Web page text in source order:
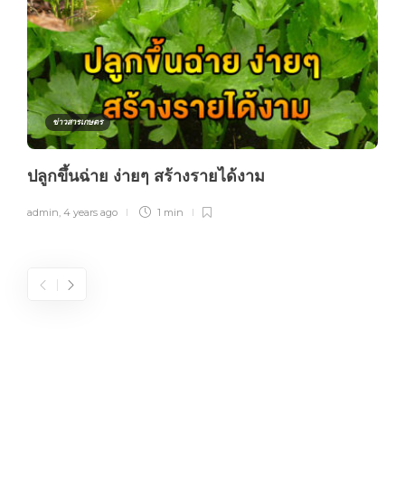
ข่าวสารเกษตร
ปลูกขึ้นฉ่าย ง่ายๆ สร้างรายได้งาม
admin 4 years ago 1 min